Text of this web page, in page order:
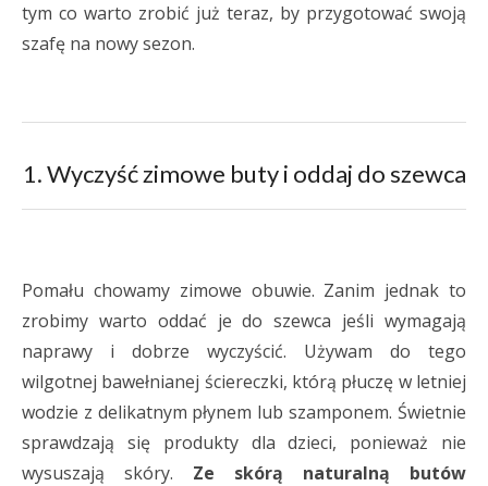
tym co warto zrobić już teraz, by przygotować swoją
szafę na nowy sezon.
1. Wyczyść zimowe buty i oddaj do szewca
Pomału chowamy zimowe obuwie. Zanim jednak to
zrobimy warto oddać je do szewca jeśli wymagają
naprawy i dobrze wyczyścić. Używam do tego
wilgotnej bawełnianej ściereczki, którą płuczę w letniej
wodzie z delikatnym płynem lub szamponem. Świetnie
sprawdzają się produkty dla dzieci, ponieważ nie
wysuszają skóry. Ze skórą naturalną butów